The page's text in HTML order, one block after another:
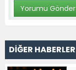
DİĞER HABERLER